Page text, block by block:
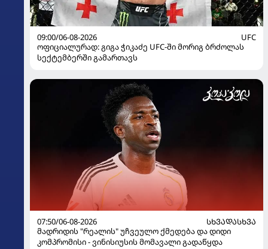
09:00/06-08-2026
UFC
ოფიციალურად: გიგა ჭიკაძე UFC-ში მორიგ ბრძოლას
სექტემბერში გამართავს
07:50/06-08-2026
ᲡᲮᲕᲐᲓᲐᲡᲮᲕᲐ
მადრიდის "რეალის" უჩვეულო ქმედება და დიდი
კომპრომისი - ვინისიუსის მომავალი გადაწყდა